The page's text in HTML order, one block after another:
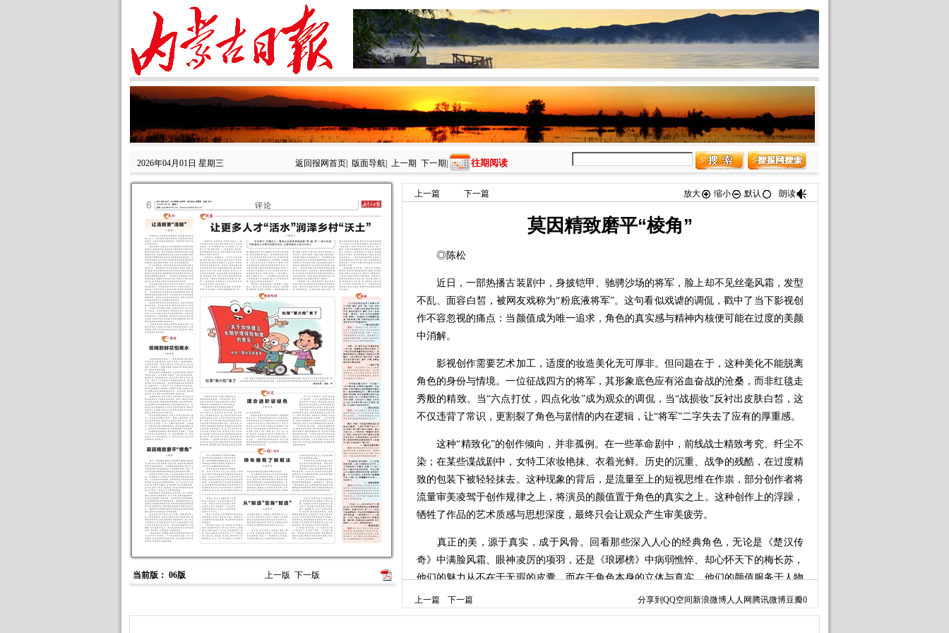
2026年04月01日 星期三 返回报网首页 版面导航 上一期 下一期 往期阅读
当前版： 06版 上一版 下一版
上一篇 下一篇 放大 缩小 默认 朗读
莫因精致磨平“棱角”
◎陈松
近日，一部热播古装剧中，身披铠甲、驰骋沙场的将军，脸上却不见丝毫风霜，发型
不乱、面容白皙，被网友戏称为“粉底液将军”。这句看似戏谑的调侃，戳中了当下影视创
作不容忽视的痛点：当颜值成为唯一追求，角色的真实感与精神内核便可能在过度的美颜
中消解。
影视创作需要艺术加工，适度的妆造美化无可厚非。但问题在于，这种美化不能脱离
角色的身份与情境。一位征战四方的将军，其形象底色应有浴血奋战的沧桑，而非红毯走
秀般的精致。当“六点打仗，四点化妆”成为观众的调侃，当“战损妆”反衬出皮肤白皙，这
不仅违背了常识，更割裂了角色与剧情的内在逻辑，让“将军”二字失去了应有的厚重感。
这种“精致化”的创作倾向，并非孤例。在一些革命剧中，前线战士精致考究、纤尘不
染；在某些谍战剧中，女特工浓妆艳抹、衣着光鲜。历史的沉重、战争的残酷，在过度精
致的包装下被轻轻抹去。这种现象的背后，是流量至上的短视思维在作祟，部分创作者将
流量审美凌驾于创作规律之上，将演员的颜值置于角色的真实之上。这种创作上的浮躁，
牺牲了作品的艺术质感与思想深度，最终只会让观众产生审美疲劳。
真正的美，源于真实，成于风骨。回看那些深入人心的经典角色，无论是《楚汉传
奇》中满脸风霜、眼神凌厉的项羽，还是《琅琊榜》中病弱憔悴、却心怀天下的梅长苏，
他们的魅力从不在于无瑕的皮囊，而在于角色本身的立体与真实。他们的颜值服务于人物
塑造，而非凌驾于其上。观众反感的从来不是帅气的将军，而是那个“不像将军”的精致空
壳。
上一篇 下一篇 分享到 QQ空间新浪微博人人网 腾讯微博豆瓣0